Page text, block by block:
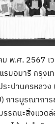
ม พ.ศ. 2567
รมอมารี กรุงเ
ะปานครหลว
การบูรณากา
รถนะสิ่งแวด